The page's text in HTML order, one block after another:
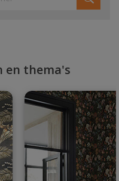
en thema's